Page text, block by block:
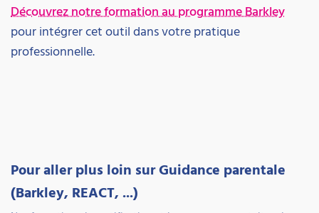
Découvrez notre formation au programme Barkley
pour intégrer cet outil dans votre pratique
professionnelle.
Pour aller plus loin sur Guidance parentale
(Barkley, REACT, ...)